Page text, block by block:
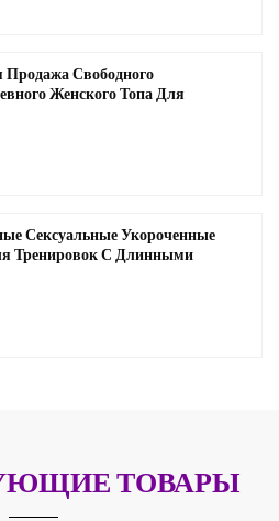
Продажа Свободного
Женского Топа Для
Сексуальные Укороченные
Тренировок С Длинными
ТОВАРЫ